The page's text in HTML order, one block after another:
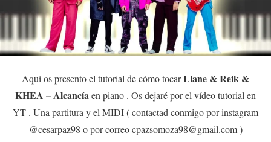
Aquí os presento el tutorial de cómo tocarLlane & Reik &
KHEA – Alcancíaen piano . Os dejaré por el vídeo tutorial en
YT . Una partitura y el MIDI ( contactad conmigo por instagram
@cesarpaz98 o por correo cpazsomoza98@gmail.com )